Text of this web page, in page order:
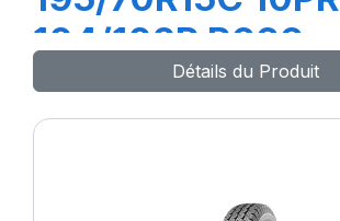
104/102R R666
Détails du Produit